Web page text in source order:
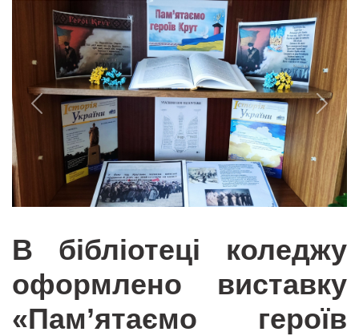
Previous Next
В бібліотеці коледжу
оформлено виставку
«Пам’ятаємо героїв